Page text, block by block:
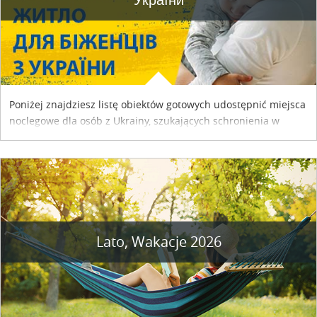
Poniżej znajdziesz listę obiektów gotowych udostępnić miejsca
noclegowe dla osób z Ukrainy, szukających schronienia w
Lato, Wakacje 2026